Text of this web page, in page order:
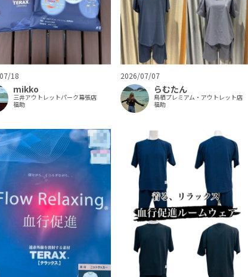
18
mikko
三井アウトレットパーク幕張店
福助
2026/07/07
らむたん
鳥栖プレミアム・アウトレット店
福助